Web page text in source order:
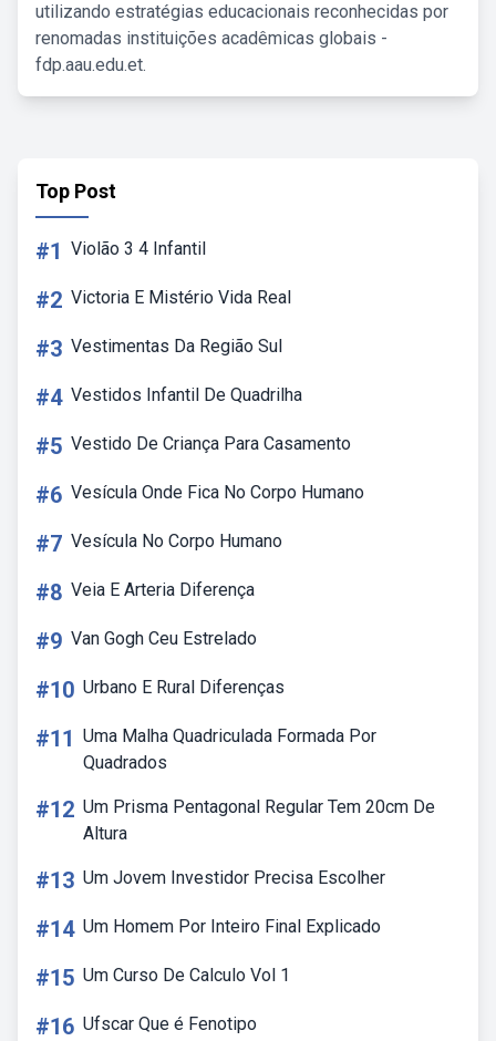
utilizando estratégias educacionais reconhecidas por
renomadas instituições acadêmicas globais -
fdp.aau.edu.et.
Top Post
#1 Violão 3 4 Infantil
#2 Victoria E Mistério Vida Real
#3 Vestimentas Da Região Sul
#4 Vestidos Infantil De Quadrilha
#5 Vestido De Criança Para Casamento
#6 Vesícula Onde Fica No Corpo Humano
#7 Vesícula No Corpo Humano
#8 Veia E Arteria Diferença
#9 Van Gogh Ceu Estrelado
#10 Urbano E Rural Diferenças
#11 Uma Malha Quadriculada Formada Por
Quadrados
#12 Um Prisma Pentagonal Regular Tem 20cm De
Altura
#13 Um Jovem Investidor Precisa Escolher
#14 Um Homem Por Inteiro Final Explicado
#15 Um Curso De Calculo Vol 1
#16 Ufscar Que é Fenotipo